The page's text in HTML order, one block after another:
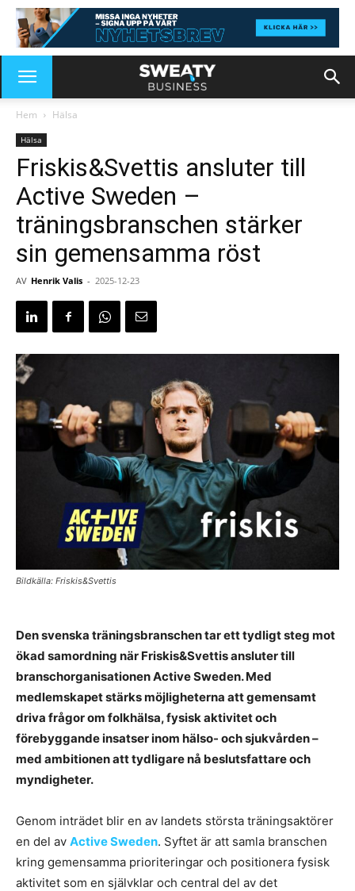
Hem Hälsa
Hälsa
Friskis&Svettis ansluter till
Active Sweden –
träningsbranschen stärker
sin gemensamma röst
AV Henrik Valis - 2025-12-23
Bildkälla: Friskis&Svettis
Den svenska träningsbranschen tar ett tydligt steg mot
ökad samordning när Friskis&Svettis ansluter till
branschorganisationen Active Sweden. Med
medlemskapet stärks möjligheterna att gemensamt
driva frågor om folkhälsa, fysisk aktivitet och
förebyggande insatser inom hälso- och sjukvården –
med ambitionen att tydligare nå beslutsfattare och
myndigheter.
Genom inträdet blir en av landets största träningsaktörer
en del av Active Sweden. Syftet är att samla branschen
kring gemensamma prioriteringar och positionera fysisk
aktivitet som en självklar och central del av det